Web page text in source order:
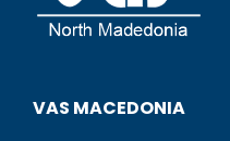
VAS MACEDONIA